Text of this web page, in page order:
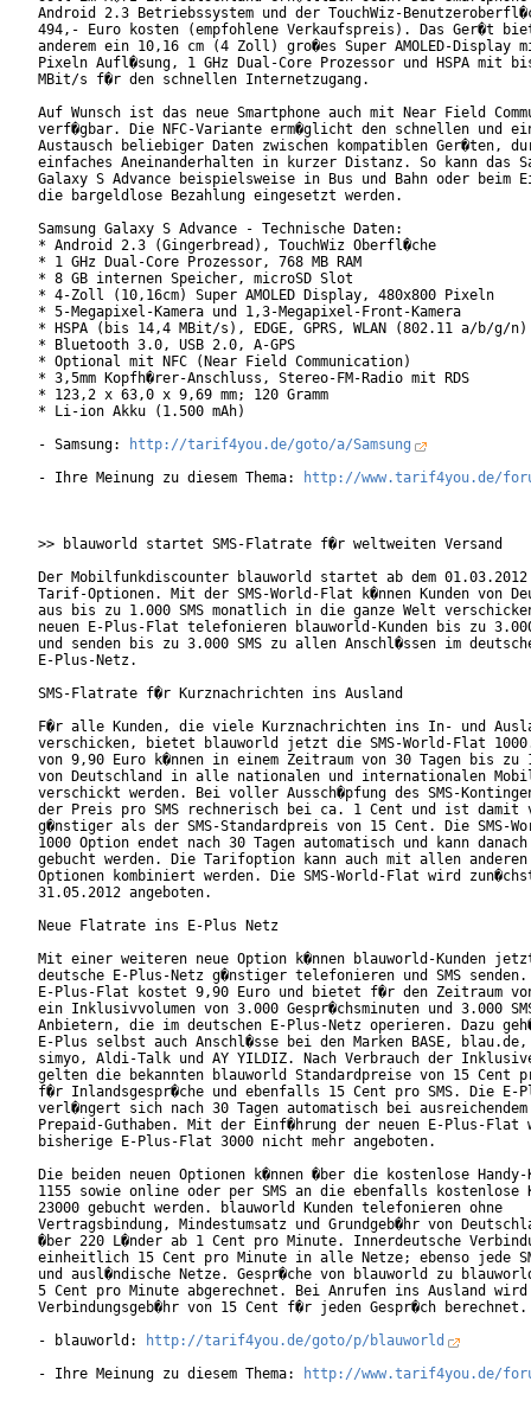
Android 2.3 Betriebssystem und der TouchWiz-
494,- Euro kosten (empfohlene Verkaufspreis). Das Ger�t
anderem ein 10,16 cm (4 Zoll) gro�es Super AMOLED-Display
Pixeln Aufl�sung, 1 GHz Dual-Core Prozessor und HSPA mit
MBit/s f�r den schnellen Internetzugang.
Auf Wunsch ist das neue Smartphone auch mit Near Field
verf�gbar. Die NFC-Variante erm�glicht den schnellen und
Austausch beliebiger Daten zwischen kompatiblen Ger�ten,
einfaches Aneinanderhalten in kurzer Distanz. So kann das
Galaxy S Advance beispielsweise in Bus und Bahn oder beim
die bargeldlose Bezahlung eingesetzt werden.
Samsung Galaxy S Advance - Technische Daten:
* Android 2.3 (Gingerbread), TouchWiz Oberfl�che
* 1 GHz Dual-Core Prozessor, 768 MB RAM
* 8 GB internen Speicher, microSD Slot
* 4-Zoll (10,16cm) Super AMOLED Display, 480x800 Pixeln
* 5-Megapixel-Kamera und 1,3-Megapixel-Front-Kamera
* HSPA (bis 14,4 MBit/s), EDGE, GPRS, WLAN (802.11 a/b/g/n)
* Bluetooth 3.0, USB 2.0, A-GPS
* Optional mit NFC (Near Field Communication)
* 3,5mm Kopfh�rer-Anschluss, Stereo-FM-Radio mit RDS
* 123,2 x 63,0 x 9,69 mm; 120 Gramm
* Li-ion Akku (1.500 mAh)
- Samsung:
http://tarif4you.de/goto/a/Samsung
- Ihre Meinung zu diesem Thema:
http://www.tarif4you.de/
>> blauworld startet SMS-Flatrate f�r weltweiten Versand
Der Mobilfunkdiscounter blauworld startet ab dem 01.03.2012
Tarif-Optionen. Mit der SMS-World-Flat k�nnen Kunden von
aus bis zu 1.000 SMS monatlich in die ganze Welt
neuen E-Plus-Flat telefonieren blauworld-Kunden bis zu
und senden bis zu 3.000 SMS zu allen Anschl�ssen im
E-Plus-Netz.
SMS-Flatrate f�r Kurznachrichten ins Ausland
F�r alle Kunden, die viele Kurznachrichten ins In- und
verschicken, bietet blauworld jetzt die SMS-World-Flat
von 9,90 Euro k�nnen in einem Zeitraum von 30 Tagen bis zu
von Deutschland in alle nationalen und internationalen
verschickt werden. Bei voller Aussch�pfung des SMS-
der Preis pro SMS rechnerisch bei ca. 1 Cent und ist damit
g�nstiger als der SMS-Standardpreis von 15 Cent. Die SMS-
1000 Option endet nach 30 Tagen automatisch und kann
gebucht werden. Die Tarifoption kann auch mit allen
Optionen kombiniert werden. Die SMS-World-Flat wird
31.05.2012 angeboten.
Neue Flatrate ins E-Plus Netz
Mit einer weiteren neue Option k�nnen blauworld-Kunden
deutsche E-Plus-Netz g�nstiger telefonieren und SMS
E-Plus-Flat kostet 9,90 Euro und bietet f�r den Zeitraum
ein Inklusivvolumen von 3.000 Gespr�chsminuten und 3.000
Anbietern, die im deutschen E-Plus-Netz operieren. Dazu
E-Plus selbst auch Anschl�sse bei den Marken BASE,
simyo, Aldi-Talk und AY YILDIZ. Nach Verbrauch der
gelten die bekannten blauworld Standardpreise von 15 Cent
f�r Inlandsgespr�che und ebenfalls 15 Cent pro SMS. Die E-
verl�ngert sich nach 30 Tagen automatisch bei ausreichendem
Prepaid-Guthaben. Mit der Einf�hrung der neuen E-Plus-Flat
bisherige E-Plus-Flat 3000 nicht mehr angeboten.
Die beiden neuen Optionen k�nnen �ber die kostenlose Handy-
1155 sowie online oder per SMS an die ebenfalls kostenlose
23000 gebucht werden. blauworld Kunden telefonieren ohne
Vertragsbindung, Mindestumsatz und Grundgeb�hr von
�ber 220 L�nder ab 1 Cent pro Minute. Innerdeutsche
einheitlich 15 Cent pro Minute in alle Netze; ebenso jede
und ausl�ndische Netze. Gespr�che von blauworld zu
5 Cent pro Minute abgerechnet. Bei Anrufen ins Ausland
Verbindungsgeb�hr von 15 Cent f�r jeden Gespr�ch berechnet.
- blauworld:
http://tarif4you.de/goto/p/blauworld
- Ihre Meinung zu diesem Thema:
http://www.tarif4you.de/